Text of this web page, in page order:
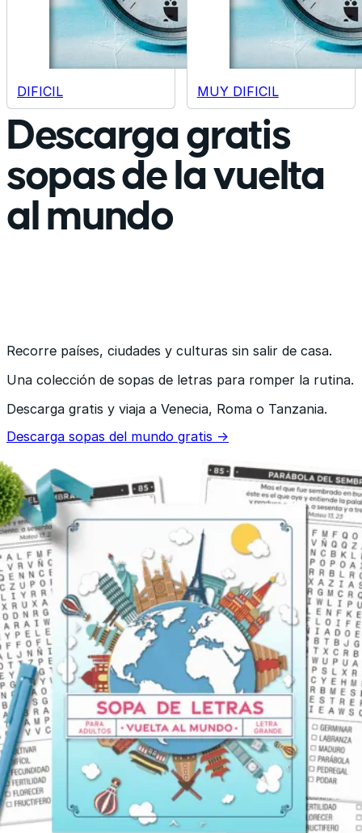
DIFICIL MUY DIFICIL
Descarga gratis
sopas de la vuelta
al mundo
Recorre países, ciudades y culturas sin salir de casa.
Una colección de sopas de letras para romper la rutina.
Descarga gratis y viaja a Venecia, Roma o Tanzania.
Descarga sopas del mundo gratis →